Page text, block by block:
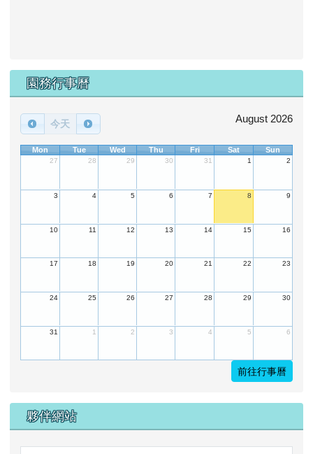
園務行事曆
今天 August 2026
Mon Tue Wed Thu Fri Sat Sun
27 28 29 30 31 1 2
3 4 5 6 7 8 9
10 11 12 13 14 15 16
17 18 19 20 21 22 23
24 25 26 27 28 29 30
31 1 2 3 4 5 6
前往行事曆
夥伴網站